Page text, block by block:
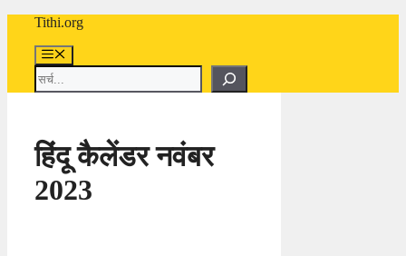
content
Tithi.org
Menu
Search
हिंदू कैलेंडर नवंबर
2023